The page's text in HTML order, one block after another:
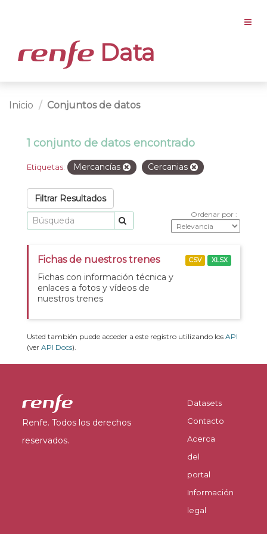
Data
Inicio Conjuntos de datos
1 conjunto de datos encontrado
Etiquetas: Mercancías Cercanias
Filtrar Resultados
Ordenar por
Fichas de nuestros trenes
Fichas con información técnica y
enlaces a fotos y vídeos de
nuestros trenes
CSV XLSX
Usted también puede acceder a este registro utilizando los API
(ver API Docs).
Renfe. Todos los derechos
reservados.
Datasets
Contacto
Acerca
del
portal
Información
legal